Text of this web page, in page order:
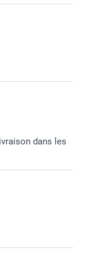
votre
afin de nous
souhaite une
dans les